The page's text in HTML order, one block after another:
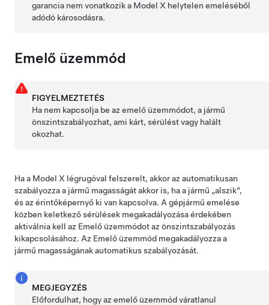
garancia nem vonatkozik a Model X helytelen emeléséből
adódó károsodásra.
Emelő üzemmód
FIGYELMEZTETÉS
Ha nem kapcsolja be az emelő üzemmódot, a jármű
önszintszabályozhat, ami kárt, sérülést vagy halált
okozhat.
Ha a Model X légrugóval felszerelt, akkor az automatikusan
szabályozza a jármű magasságát akkor is, ha a jármű „alszik”,
és az érintőképernyő ki van kapcsolva. A gépjármű emelése
közben keletkező sérülések megakadályozása érdekében
aktiválnia kell az Emelő üzemmódot az önszintszabályozás
kikapcsolásához. Az Emelő üzemmód megakadályozza a
jármű magasságának automatikus szabályozását.
MEGJEGYZÉS
Előfordulhat, hogy az emelő üzemmód váratlanul